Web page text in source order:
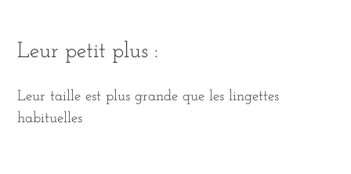
Leur petit plus :
Leur taille est plus grande que les lingettes
habituelles